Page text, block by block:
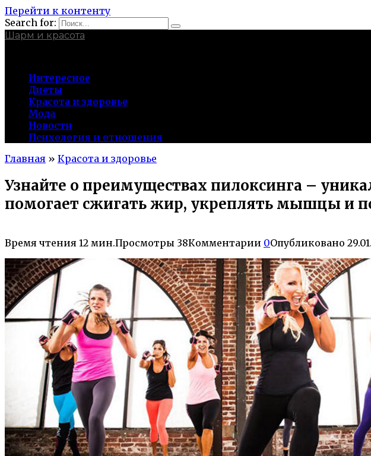
Перейти к контенту
Search for:
Шарм и красота
Интересное
Диеты
Красота и здоровье
Мода
Новости
Психология и отношения
Главная » Красота и здоровье
Узнайте о преимуществах пилоксинга –
помогает сжигать жир, укреплять мышцы и
Время чтения 12 мин.Просмотры 38Комментарии 0Опубликовано